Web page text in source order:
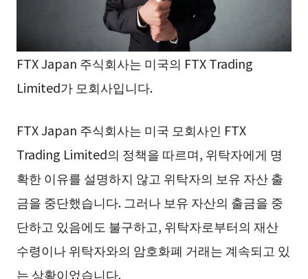
FTX Japan 주식회사는 미국의 FTX Trading
Limited가 모회사입니다.
FTX Japan 주식회사는 미국 모회사인 FTX
Trading Limited의 정책을 따르며, 위탁자에게 명
확한 이유를 설명하지 않고 위탁자의 보유 자산 출
금을 중단했습니다. 그러나 보유 자산의 출금을 중
단하고 있음에도 불구하고, 위탁자로부터의 재산
수령이나 위탁자와의 암호화폐 거래는 계속되고 있
는 상황이었습니다.